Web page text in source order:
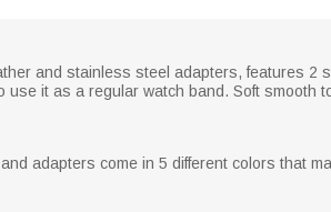
and stainless steel adapters, features 2
it as a regular watch band. Soft smooth
adapters come in 5 different colors that